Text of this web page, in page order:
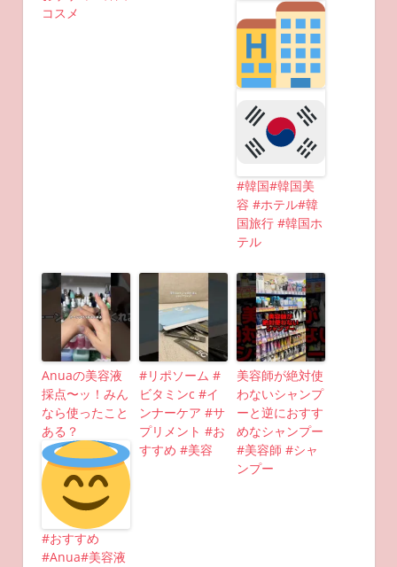
コスメ
#韓国#韓国美
容 #ホテル#韓
国旅行 #韓国ホ
テル
Anuaの美容液
採点〜ッ！みん
なら使ったこと
ある？
#おすすめ
#Anua#美容液
#リポソーム #
ビタミンc #イ
ンナーケア #サ
プリメント #お
すすめ #美容
美容師が絶対使
わないシャンプ
ーと逆におすす
めなシャンプー
#美容師 #シャ
ンプー